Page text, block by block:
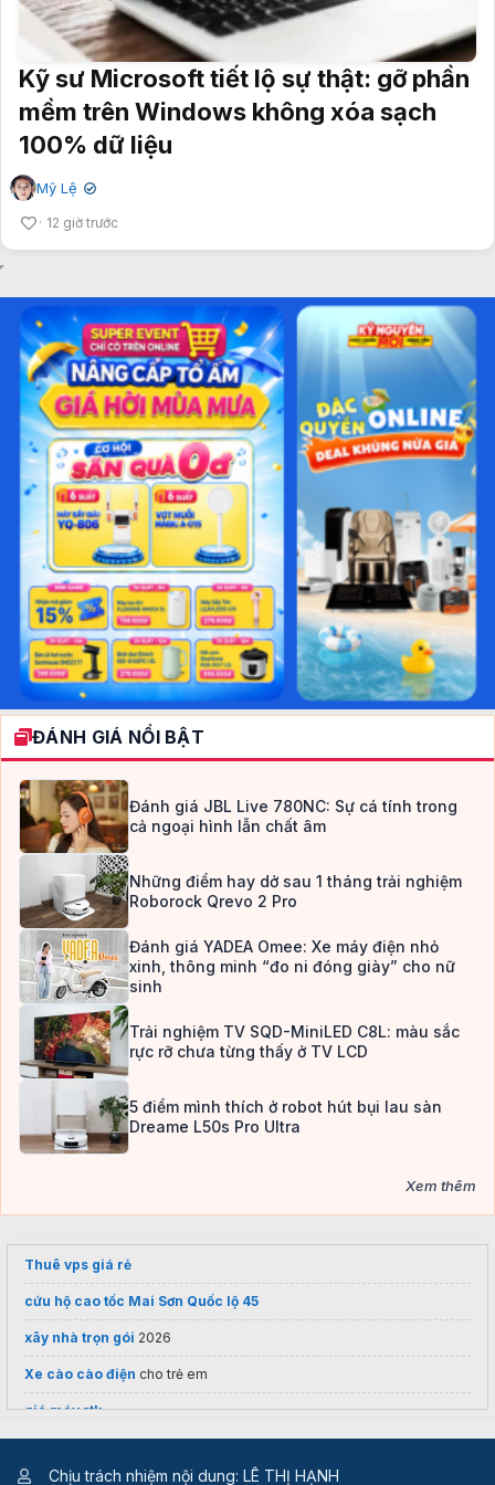
Kỹ sư Microsoft tiết lộ sự thật: gỡ phần
mềm trên Windows không xóa sạch
100% dữ liệu
Mỹ Lệ ✔
12 giờ trước
ĐÁNH GIÁ NỔI BẬT
Đánh giá JBL Live 780NC: Sự cá tính trong
cả ngoại hình lẫn chất âm
Những điểm hay dở sau 1 tháng trải nghiệm
Roborock Qrevo 2 Pro
Đánh giá YADEA Omee: Xe máy điện nhỏ
xinh, thông minh “đo ni đóng giày” cho nữ
sinh
Trải nghiệm TV SQD-MiniLED C8L: màu sắc
rực rỡ chưa từng thấy ở TV LCD
5 điểm mình thích ở robot hút bụi lau sàn
Dreame L50s Pro Ultra
Xem thêm
Thuê vps giá rẻ
cứu hộ cao tốc Mai Sơn Quốc lộ 45
xây nhà trọn gói 2026
Xe cào cào điện cho trẻ em
giá máy rtk
Chịu trách nhiệm nội dung: LÊ THỊ HẠNH